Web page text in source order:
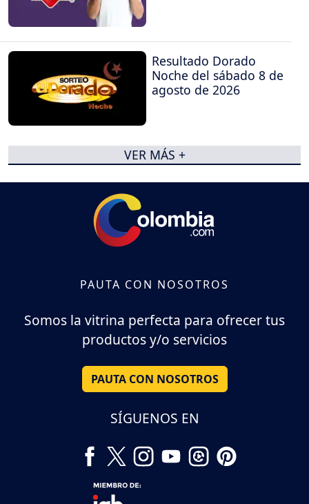
Resultado Dorado
Noche del sábado 8 de
agosto de 2026
VER MÁS +
PAUTA CON NOSOTROS
Somos la vitrina perfecta para ofrecer tus
productos y/o servicios
PAUTA CON NOSOTROS
SÍGUENOS EN